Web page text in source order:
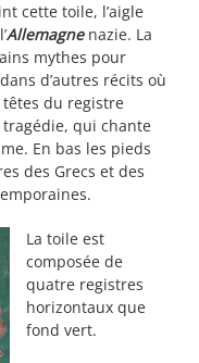
cette toile, l’aigle
Allemagnenazie. La
mythes pour
d’autres récits où
têtes du registre
qui chante
En bas les pieds
des Grecs et des
La toile est
composée de
quatre registres
horizontaux que
fond vert.